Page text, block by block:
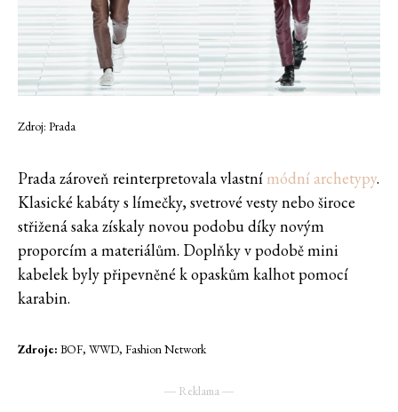
Zdroj: Prada
Prada zároveň reinterpretovala vlastní módní archetypy.
Klasické kabáty s límečky, svetrové vesty nebo široce
střižená saka získaly novou podobu díky novým
proporcím a materiálům. Doplňky v podobě mini
kabelek byly připevněné k opaskům kalhot pomocí
karabin.
Zdroje: BOF, WWD, Fashion Network
― Reklama ―